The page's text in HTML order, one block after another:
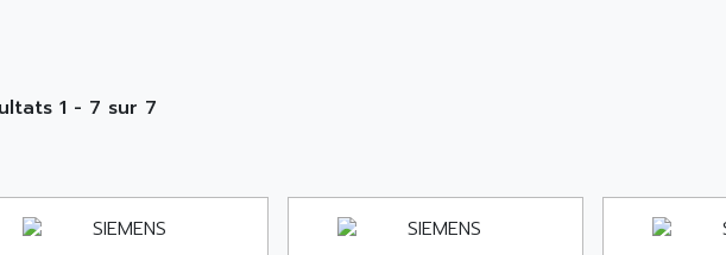
1 - 7 sur 7